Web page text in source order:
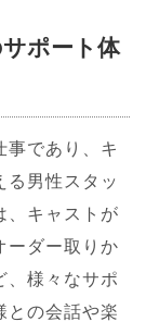
ポート体
事であり、キ
る男性スタッ
、キャストが
ーダー取りか
、様々なサポ
との会話や楽